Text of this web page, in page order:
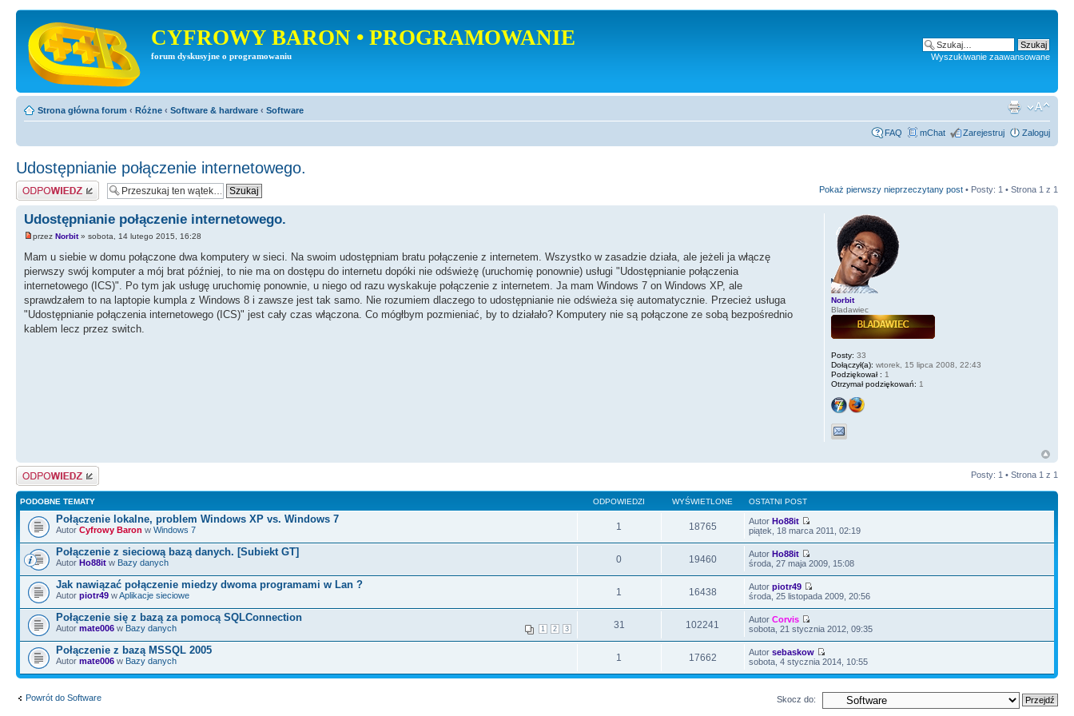
CYFROWY BARON • PROGRAMOWANIE
forum dyskusyjne o programowaniu Wyszukiwanie zaawansowane
Strona główna forum ‹ Różne ‹ Software & hardware ‹ Software
FAQ mChat Zarejestruj Zaloguj
Udostępnianie połączenie internetowego.
Odpowiedz Pokaż pierwszy nieprzeczytany post • Posty: 1 • Strona 1 z 1
Udostępnianie połączenie internetowego.
przez Norbit» sobota, 14 lutego 2015, 16:28
Mam u siebie w domu połączone dwa komputery w sieci. Na swoim udostępniam bratu połączenie z internetem. Wszystko w zasadzie działa, ale jeżeli ja włączę
pierwszy swój komputer a mój brat później, to nie ma on dostępu do internetu dopóki nie odświeżę (uruchomię ponownie) usługi "Udostępnianie połączenia
internetowego (ICS)". Po tym jak usługę uruchomię ponownie, u niego od razu wyskakuje połączenie z internetem. Ja mam Windows 7 on Windows XP, ale
sprawdzałem to na laptopie kumpla z Windows 8 i zawsze jest tak samo. Nie rozumiem dlaczego to udostępnianie nie odświeża się automatycznie. Przecież usługa
"Udostępnianie połączenia internetowego (ICS)" jest cały czas włączona. Co mógłbym pozmieniać, by to działało? Komputery nie są połączone ze sobą bezpośrednio
kablem lecz przez switch.
Norbit
Bladawiec
Posty: 33
Dołączył(a): wtorek, 15 lipca 2008, 22:43
Podziękował : 1
Otrzymał podziękowań: 1
Odpowiedz Posty: 1 • Strona 1 z 1
PODOBNE TEMATY ODPOWIEDZI WYŚWIETLONE OSTATNI POST
Połączenie lokalne, problem Windows XP vs. Windows 7
Autor Cyfrowy Baron w Windows 7 1 18765 AutorHo88it
piątek, 18 marca 2011, 02:19
Połączenie z sieciową bazą danych. [Subiekt GT]
Autor Ho88it w Bazy danych 0 19460 AutorHo88it
środa, 27 maja 2009, 15:08
Jak nawiązać połączenie miedzy dwoma programami w Lan ?
Autor piotr49 wAplikacje sieciowe 1 16438 Autorpiotr49
środa, 25 listopada 2009, 20:56
Połączenie się z bazą za pomocą SQLConnection
1 2 3
Autor mate006 w Bazy danych 31 102241 AutorCorvis
sobota, 21 stycznia 2012, 09:35
Połączenie z bazą MSSQL 2005
Autor mate006 w Bazy danych 1 17662 Autorsebaskow
sobota, 4 stycznia 2014, 10:55
Powrót do Software Skocz do: